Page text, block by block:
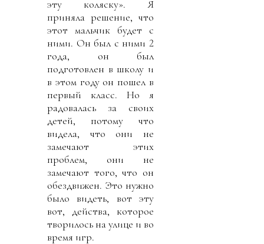
эту коляску». Я
приняла решение, что
этот мальчик будет с
ними. Он был с ними 2
года, он был
подготовлен в школу и
в этом году он пошел в
первый класс. Но я
радовалась за своих
детей, потому что
видела, что они не
замечают этих
проблем, они не
замечают того, что он
обездвижен. Это нужно
было видеть, вот эту
вот, действа, которое
творилось на улице и во
время игр.